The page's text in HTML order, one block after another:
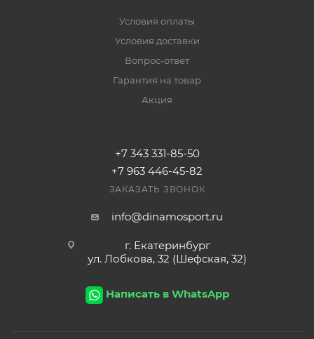
Условия оплаты
Условия доставки
Вопрос-ответ
Гарантия на товар
Акция
+7 343 331-85-50
+7 963 446-45-82
ЗАКАЗАТЬ ЗВОНОК
info@dinamosport.ru
г. Екатеринбург
ул. Лобкова, 32 (Шефская, 32)
Написать в WhatsApp